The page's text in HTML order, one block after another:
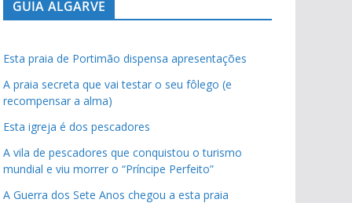
GUIA ALGARVE
Esta praia de Portimão dispensa apresentações
A praia secreta que vai testar o seu fôlego (e
recompensar a alma)
Esta igreja é dos pescadores
A vila de pescadores que conquistou o turismo
mundial e viu morrer o “Príncipe Perfeito”
A Guerra dos Sete Anos chegou a esta praia